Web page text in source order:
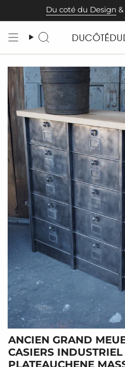
contenu
de
page
Du coté du Design &
Recherche
ANCIEN GRAND
CASIERS
PLATEAUCHENE